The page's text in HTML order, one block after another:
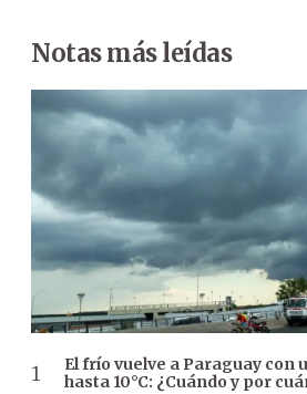
Notas más leídas
El frío vuelve a Paraguay con
hasta 10°C: ¿Cuándo y por